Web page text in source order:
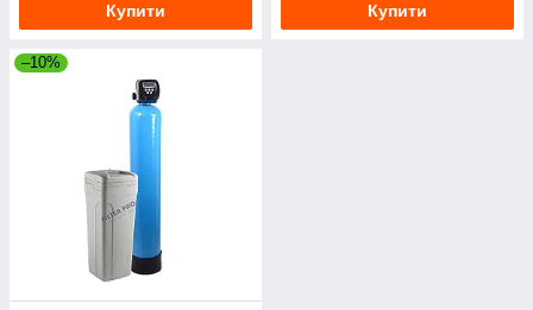
Купити Купити
–10%